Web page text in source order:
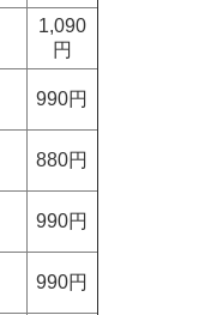
1,090
円
990円
880円
990円
990円